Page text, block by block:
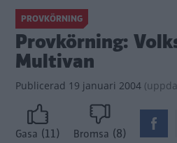
PROVKÖRNING
Provkörning:
Multivan
Publicerad 19 januari 2004 (
Gasa (11) Bromsa (8)